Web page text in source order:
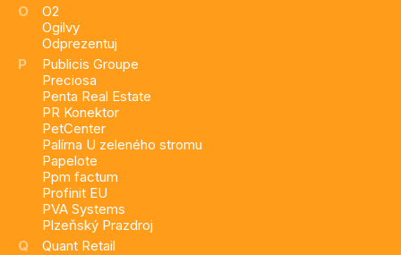
O
O2
Ogilvy
Odprezentuj
P
Publicis Groupe
Preciosa
Penta Real Estate
PR Konektor
PetCenter
Palírna U zeleného stromu
Papelote
Ppm factum
Profinit EU
PVA Systems
Plzeňský Prazdroj
Q
Quant Retail